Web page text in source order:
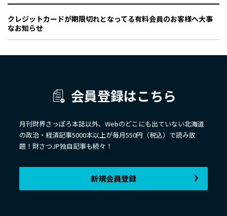
クレジットカードが期限切れとなってる有料会員のお客様へ大事
なお知らせ
会員登録はこちら
月刊財界さっぽろ本誌以外、Webのどこにも出ていない北海道
の政治・経済記事5000本以上が毎月550円（税込）で読み放
題！財さつJP独自記事も続々！
新規会員登録